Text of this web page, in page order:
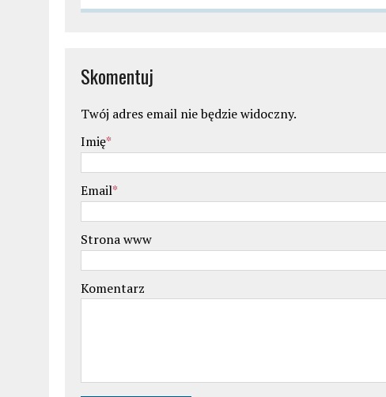
Skomentuj
Twój adres email nie będzie widoczny.
Imię*
Email*
Strona www
Komentarz